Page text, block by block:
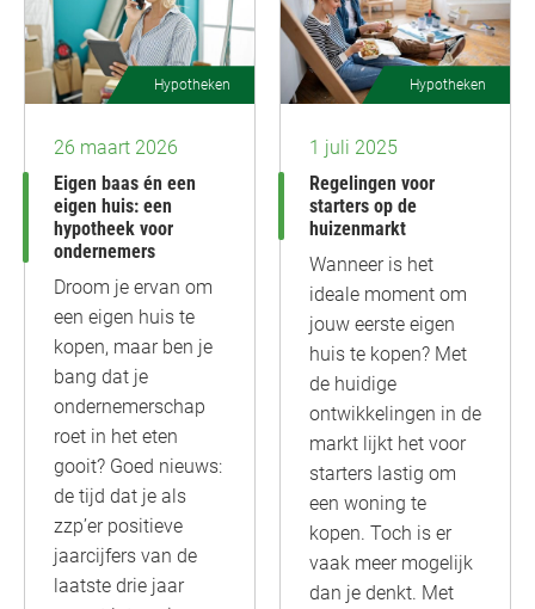
Hypotheken
26 maart 2026
Eigen baas én een
eigen huis: een
hypotheek voor
ondernemers
Droom je ervan om
een eigen huis te
kopen, maar ben je
bang dat je
ondernemerschap
roet in het eten
gooit? Goed nieuws:
de tijd dat je als
zzp’er positieve
jaarcijfers van de
laatste drie jaar
Hypotheken
1 juli 2025
Regelingen voor
starters op de
huizenmarkt
Wanneer is het
ideale moment om
jouw eerste eigen
huis te kopen? Met
de huidige
ontwikkelingen in de
markt lijkt het voor
starters lastig om
een woning te
kopen. Toch is er
vaak meer mogelijk
dan je denkt. Met